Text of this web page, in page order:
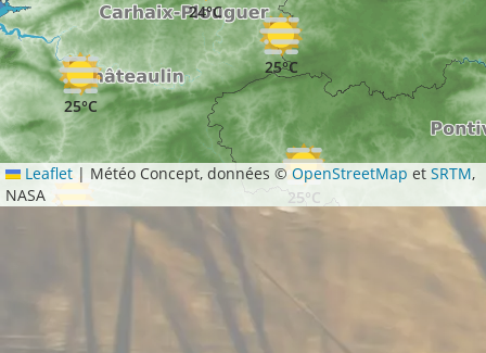
25°C
25°C
25°C
24°C
Leaflet | Météo Concept, données ©OpenStreetMap etSRTM,
NASA